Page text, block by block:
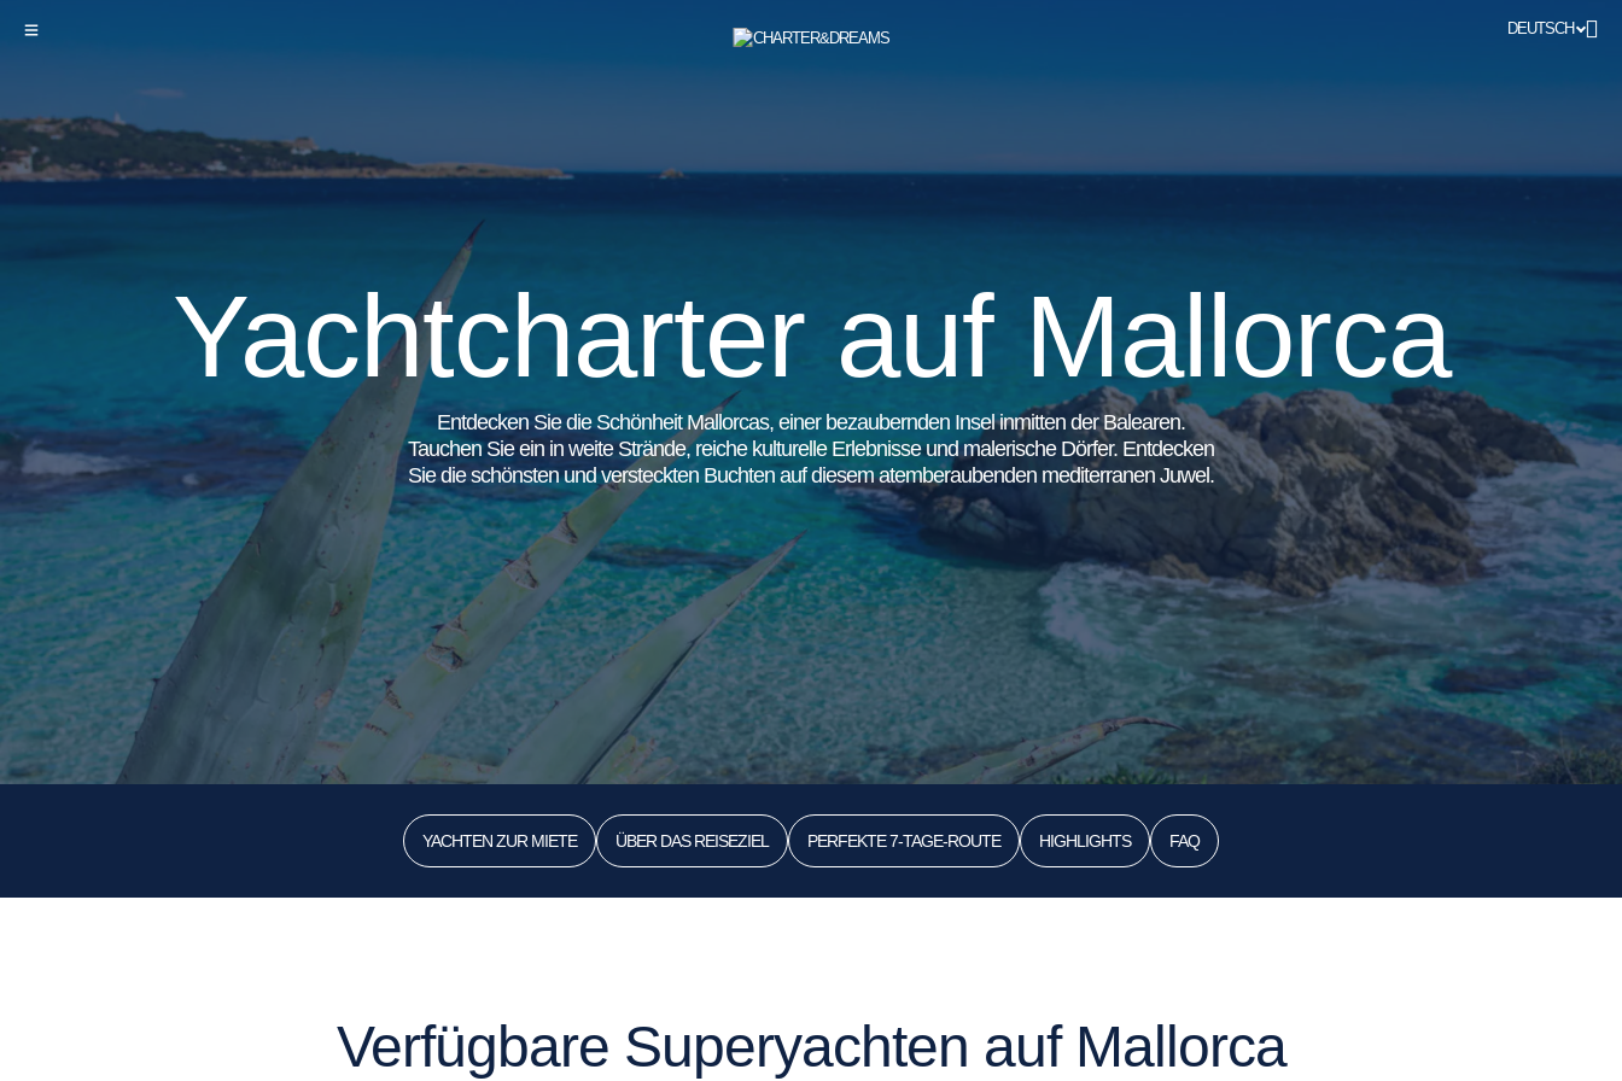
DEUTSCH
Yachtcharter auf Mallorca
Entdecken Sie die Schönheit Mallorcas, einer bezaubernden Insel inmitten der Balearen.
Tauchen Sie ein in weite Strände, reiche kulturelle Erlebnisse und malerische Dörfer. Entdecken
Sie die schönsten und versteckten Buchten auf diesem atemberaubenden mediterranen Juwel.
YACHTEN ZUR MIETE ÜBER DAS REISEZIEL PERFEKTE 7-TAGE-ROUTE HIGHLIGHTS FAQ
Verfügbare Superyachten auf Mallorca